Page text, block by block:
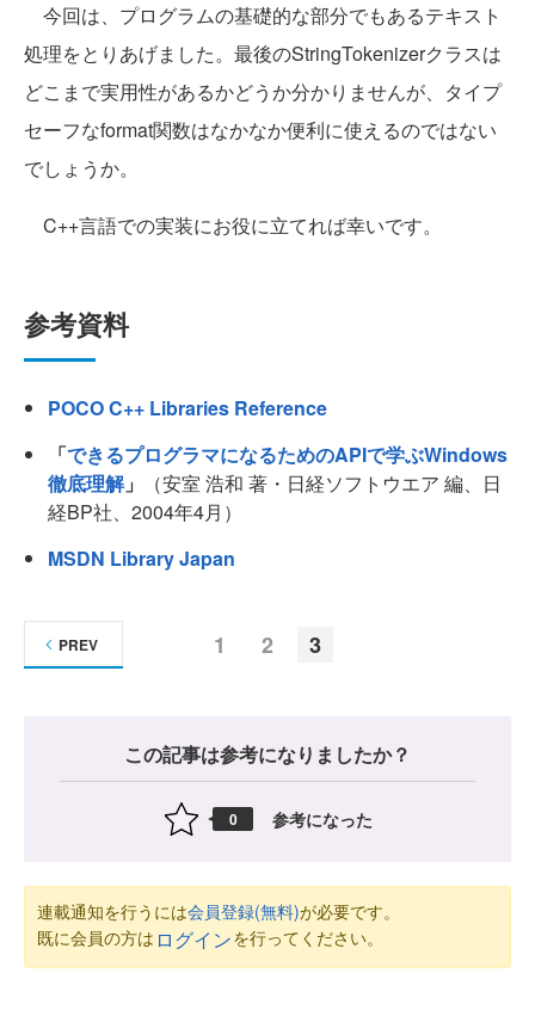
今回は、プログラムの基礎的な部分でもあるテキスト
処理をとりあげました。最後のStringTokenizerクラスは
どこまで実用性があるかどうか分かりませんが、タイプ
セーフなformat関数はなかなか便利に使えるのではない
でしょうか。
C++言語での実装にお役に立てれば幸いです。
参考資料
POCO C++ Libraries Reference
「できるプログラマになるためのAPIで学ぶWindows
徹底理解」
（安室 浩和 著・日経ソフトウエア 編、日
経BP社、2004年4月）
MSDN Library Japan
1 2 3
PREV
この記事は参考になりましたか？
0 参考になった
連載通知を行うには会員登録(無料)が必要です。
既に会員の方は ログインを行ってください。